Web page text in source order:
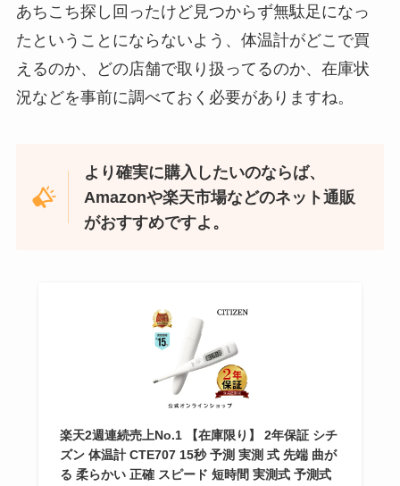
あちこち探し回ったけど見つからず無駄足になっ
たということにならないよう、体温計がどこで買
えるのか、どの店舗で取り扱ってるのか、在庫状
況などを事前に調べておく必要がありますね。
より確実に購入したいのならば、
Amazonや楽天市場などのネット通販
がおすすめですよ。
楽天2週連続売上No.1 【在庫限り】 2年保証 シチ
ズン 体温計 CTE707 15秒 予測 実測 式 先端 曲が
る 柔らかい 正確 スピード 短時間 実測式 予測式